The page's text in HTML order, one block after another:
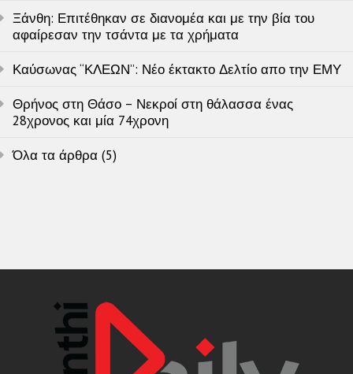
Ξάνθη: Επιτέθηκαν σε διανομέα και με την βία του
αφαίρεσαν την τσάντα με τα χρήματα
Καύσωνας “ΚΛΕΩΝ”: Νέο έκτακτο Δελτίο απο την ΕΜΥ
Θρήνος στη Θάσο – Νεκροί στη θάλασσα ένας
28χρονος και μία 74χρονη
Όλα τα άρθρα (5)